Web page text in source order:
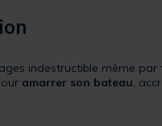
indestructible même par
amarrer son bateau,